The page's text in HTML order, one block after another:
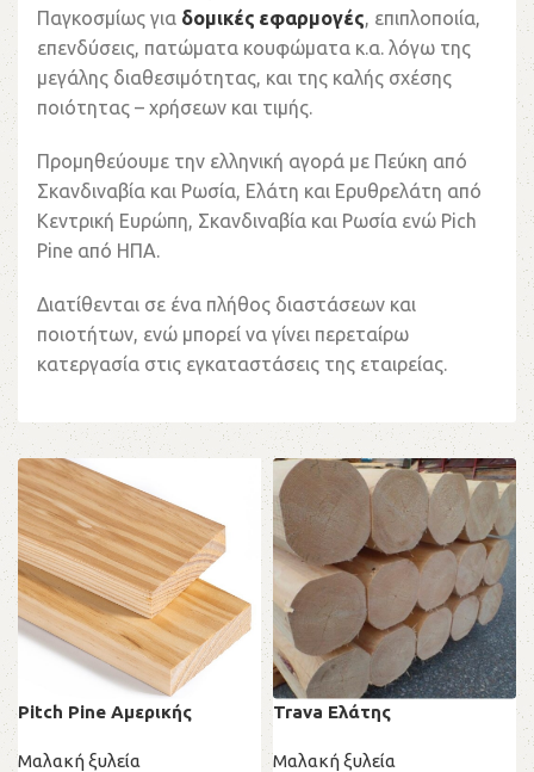
Παγκοσμίως για δομικές εφαρμογές, επιπλοποιία,
επενδύσεις, πατώματα κουφώματα κ.α. λόγω της
μεγάλης διαθεσιμότητας, και της καλής σχέσης
ποιότητας – χρήσεων και τιμής.
Προμηθεύουμε την ελληνική αγορά με Πεύκη από
Σκανδιναβία και Ρωσία, Ελάτη και Ερυθρελάτη από
Κεντρική Ευρώπη, Σκανδιναβία και Ρωσία ενώ Pich
Pine από ΗΠΑ.
Διατίθενται σε ένα πλήθος διαστάσεων και
ποιοτήτων, ενώ μπορεί να γίνει περεταίρω
κατεργασία στις εγκαταστάσεις της εταιρείας.
Pitch Pine Αμερικής
Μαλακή ξυλεία
Trava Ελάτης
Μαλακή ξυλεία